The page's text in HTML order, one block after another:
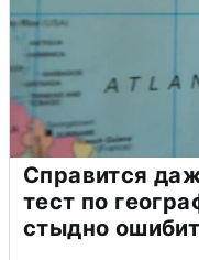
Справится
тест по
стыдно